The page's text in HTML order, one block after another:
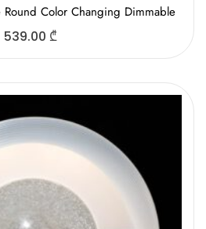
Color Changing Dimmable
539.00 ₾